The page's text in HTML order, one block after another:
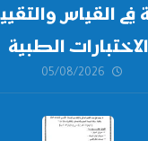
في القياس
الاختبارات الطبية
05/08/2026